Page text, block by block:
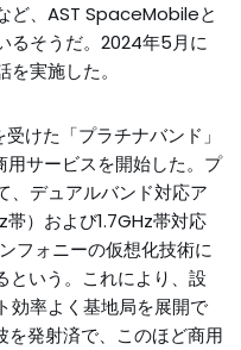
ど、AST SpaceMobileと
るそうだ。2024年5月に
実施した。
けた「プラチナバンド」
サービスを開始した。プ
、デュアルバンド対応ア
）および1.7GHz帯対応
フォニーの仮想化技術に
という。これにより、設
効率よく基地局を展開で
発射済で、このほど商用